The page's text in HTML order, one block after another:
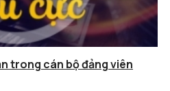
trong cán bộ đảng viên